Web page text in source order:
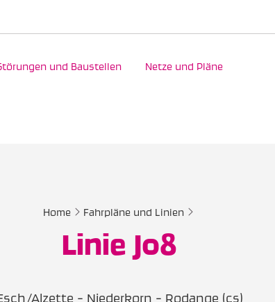
und Baustellen Netze und Pläne
Home Fahrpläne und Linien
Linie J08
Alzette - Niederkorn - Rodange (cs)